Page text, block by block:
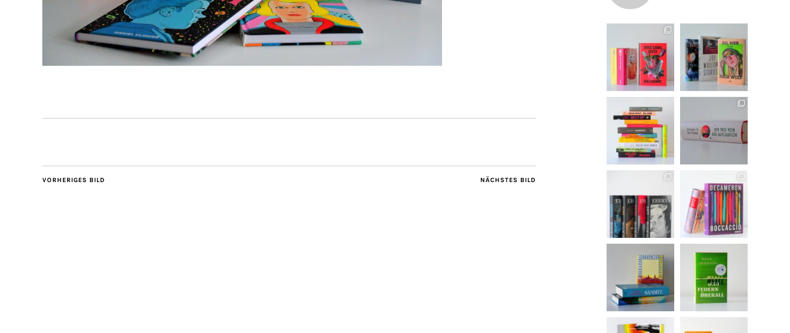
NÄCHSTES BILD
VORHERIGES BILD